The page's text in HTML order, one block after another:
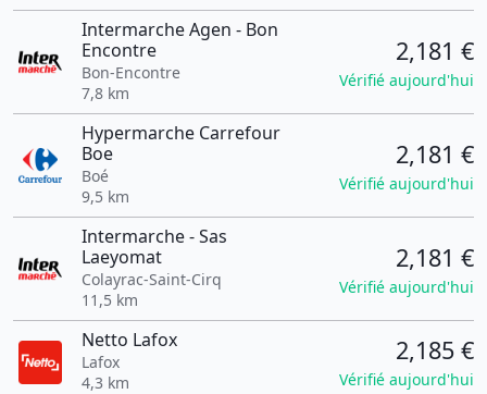
Intermarche Agen - Bon
Encontre
Bon-Encontre
7,8 km
2,181 €
Vérifié aujourd'hui
Hypermarche Carrefour
Boe
Boé
9,5 km
2,181 €
Vérifié aujourd'hui
Intermarche - Sas
Laeyomat
Colayrac-Saint-Cirq
11,5 km
2,181 €
Vérifié aujourd'hui
Netto Lafox
Lafox
4,3 km
2,185 €
Vérifié aujourd'hui